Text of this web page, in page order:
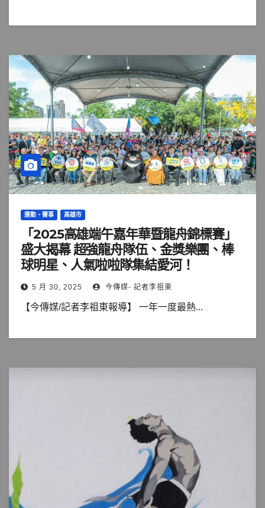
運動、賽事 高雄市
「2025高雄端午嘉年華暨龍舟錦標賽」
盛大揭幕 超強龍舟隊伍、金獎樂團、棒
球明星、人氣啦啦隊集結愛河！
5 月 30, 2025 今傳媒- 記者李祖東
【今傳媒/記者李祖東報導】 一年一度最熱...